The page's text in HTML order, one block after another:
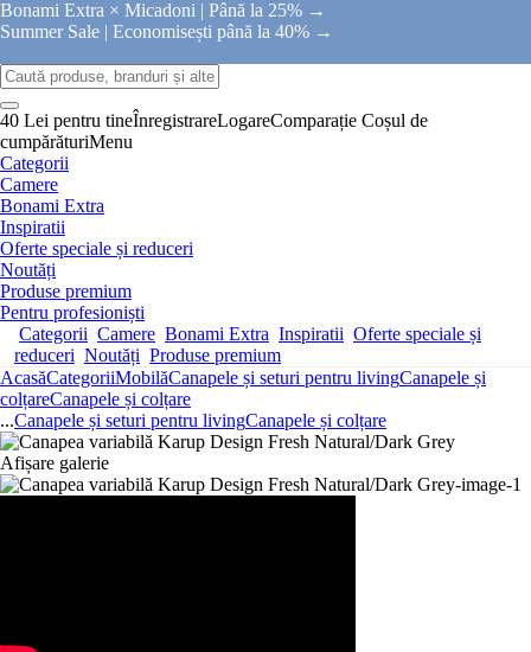
Bonami Extra × Micadoni | Până la 25% →
Summer Sale | Economisești până la 40% →
40 Lei pentru tineÎnregistrareLogareComparație Coșul de
cumpărăturiMenu
Categorii
Camere
Bonami Extra
Inspiratii
Oferte speciale și reduceri
Noutăți
Produse premium
Pentru profesioniști
Categorii Camere Bonami Extra Inspiratii Oferte speciale și
reduceri Noutăți Produse premium
AcasăCategoriiMobilăCanapele și seturi pentru livingCanapele și
colțareCanapele și colțare
...Canapele și seturi pentru livingCanapele și colțare
Afișare galerie